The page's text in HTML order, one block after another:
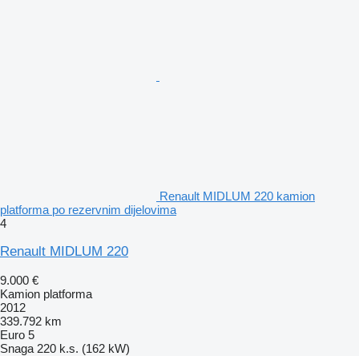
Renault MIDLUM 220 kamion
platforma po rezervnim dijelovima
4
Renault MIDLUM 220
9.000 €
Kamion platforma
2012
339.792 km
Euro 5
Snaga 220 k.s. (162 kW)